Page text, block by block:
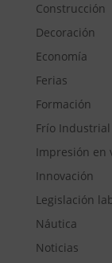
Construcción
Decoración
Economía
Ferias
Formación
Frío Industrial
Impresión en
Innovación
Legislación
Náutica
Noticias